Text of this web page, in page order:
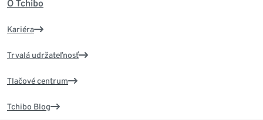
O Tchibo
Kariéra
Trvalá udržateľnosť
Tlačové centrum
Tchibo Blog